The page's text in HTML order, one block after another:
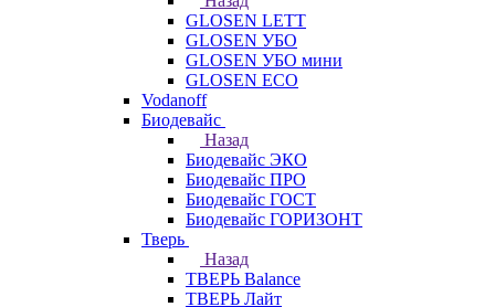
GLOSEN LETT
GLOSEN УБО
GLOSEN УБО мини
GLOSEN ECO
Vodanoff
Биодевайс
Назад
Биодевайс ЭКО
Биодевайс ПРО
Биодевайс ГОСТ
Биодевайс ГОРИЗОНТ
Тверь
Назад
ТВЕРЬ Balance
ТВЕРЬ Лайт